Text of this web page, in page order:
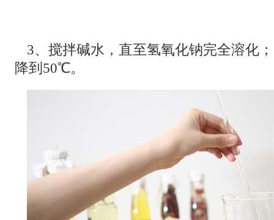
3、搅拌碱水，直至氢氧化钠完全溶化
降到50℃。